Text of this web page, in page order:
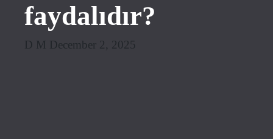
faydalıdır?
D M December 2, 2025